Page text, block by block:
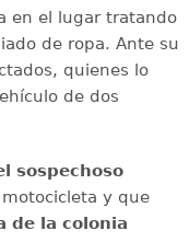
en el lugar tratando
de ropa. Ante su
quienes lo
de dos
sospechoso
y que
de la colonia